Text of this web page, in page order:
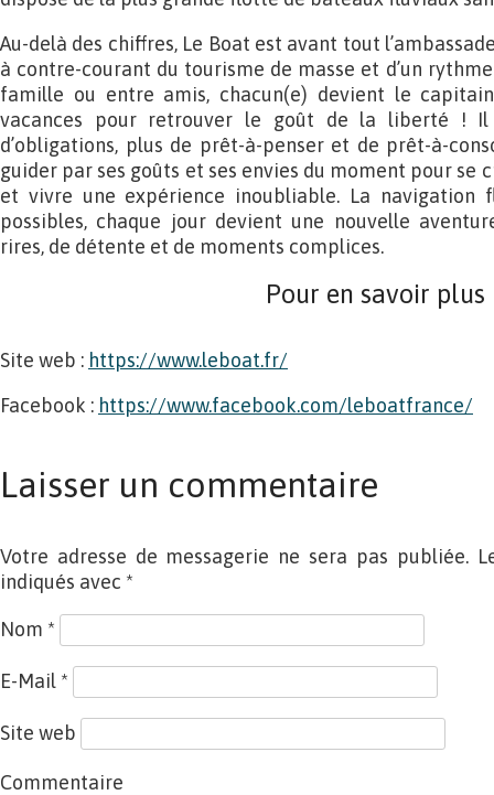
Au-delà des chiffres, Le Boat est avant tout
à contre-courant du tourisme de masse et d’un
famille ou entre amis, chacun(e) devient le
vacances pour retrouver le goût de la liberté ! Il
d’obligations, plus de prêt-à-penser et de prêt-à-
guider par ses goûts et ses envies du moment pour se
et vivre une expérience inoubliable. La navigation
possibles, chaque jour devient une nouvelle
rires, de détente et de moments complices.
Pour en savoir plus
Site web : https://www.leboat.fr/
Facebook : https://www.facebook.com/leboatfrance/
Laisser un commentaire
Votre adresse de messagerie ne sera pas publiée.
indiqués avec *
Nom *
E-Mail *
Site web
Commentaire